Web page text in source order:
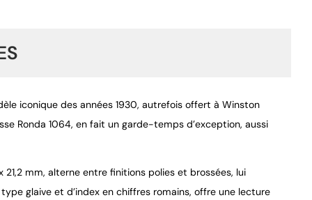
iconique des années 1930, autrefois offert à Winston
Ronda 1064, en fait un garde-temps d’exception, aussi
mm, alterne entre finitions polies et brossées, lui
glaive et d’index en chiffres romains, offre une lecture